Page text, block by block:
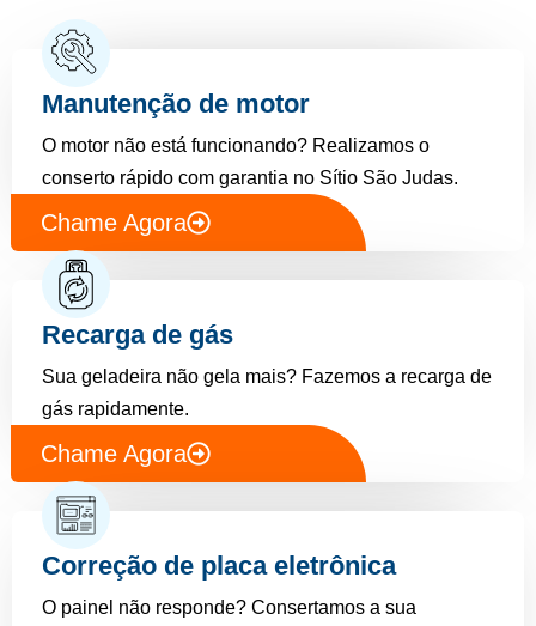
Manutenção de motor
O motor não está funcionando? Realizamos o
conserto rápido com garantia no Sítio São Judas.
Chame Agora
Recarga de gás
Sua geladeira não gela mais? Fazemos a recarga de
gás rapidamente.
Chame Agora
Correção de placa eletrônica
O painel não responde? Consertamos a sua